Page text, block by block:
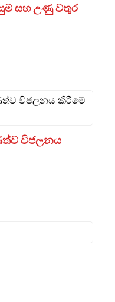
සහ උණු වතුර
විජලනය